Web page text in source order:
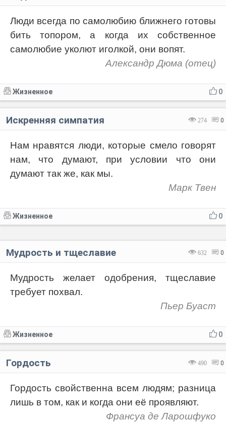
Люди всегда по самолюбию ближнего готовы
бить топором, а когда их собственное
самолюбие уколют иголкой, они вопят.
Александр Дюма (отец)
0
Жизненное
274 0
Искренняя симпатия
Нам нравятся люди, которые смело говорят
нам, что думают, при условии что они
думают так же, как мы.
Марк Твен
0
Жизненное
632 0
Мудрость и тщеславие
Мудрость желает одобрения, тщеславие
требует похвал.
Пьер Буаст
0
Жизненное
490 0
Гордость
Гордость свойственна всем людям; разница
лишь в том, как и когда они её проявляют.
Франсуа де Ларошфуко